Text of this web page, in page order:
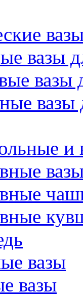
вазы
вазы
вазы
и
вазы
вазы